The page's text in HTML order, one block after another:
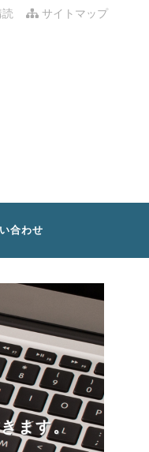
サイトマップ
読
合わせ
ます。